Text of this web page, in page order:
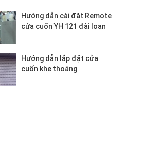
Hướng dẫn cài đặt Remote
cửa cuốn YH 121 đài loan
Hướng dẫn lắp đặt cửa
cuốn khe thoáng